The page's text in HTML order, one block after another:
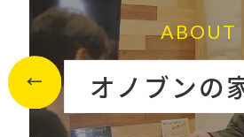
ABOUT
オノブンの